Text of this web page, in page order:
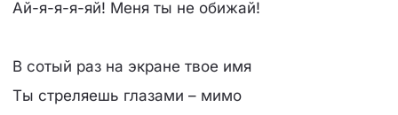
Ай-я-я-я-яй! Меня ты не обижай!
В сотый раз на экране твое имя
Ты стреляешь глазами – мимо